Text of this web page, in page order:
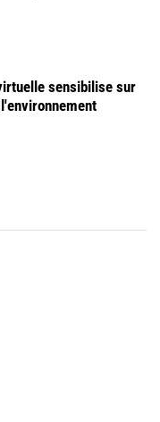
sensibilise sur